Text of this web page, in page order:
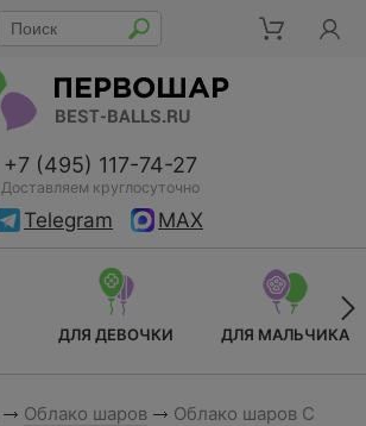
+7 (495) 117-74-27
Доставляем круглосуточно
Telegram MAX
ДЛЯ ДЕВОЧКИ ДЛЯ МАЛЬЧИКА
Облако шаров
Облако шаров С